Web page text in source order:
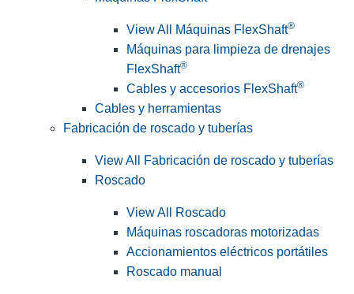
View All Máquinas FlexShaft®
Máquinas para limpieza de drenajes
FlexShaft®
Cables y accesorios FlexShaft®
Cables y herramientas
Fabricación de roscado y tuberías
View All Fabricación de roscado y tuberías
Roscado
View All Roscado
Máquinas roscadoras motorizadas
Accionamientos eléctricos portátiles
Roscado manual